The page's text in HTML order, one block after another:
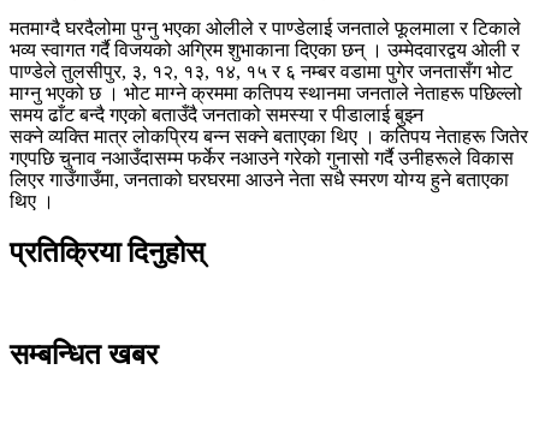
मतमाग्दै घरदैलोमा पुग्नु भएका ओलीले र पाण्डेलाई जनताले फूलमाला र टिकाले
भव्य स्वागत गर्दै विजयको अग्रिम शुभाकाना दिएका छन् । उम्मेदवारद्वय ओली र
पाण्डेले तुलसीपुर, ३, १२, १३, १४, १५ र ६ नम्बर वडामा पुगेर जनतासँग भोट
माग्नु भएको छ । भोट माग्ने क्रममा कतिपय स्थानमा जनताले नेताहरू पछिल्लो
समय ढाँट बन्दै गएको बताउँदै जनताको समस्या र पीडालाई बुझ्न
सक्ने व्यक्ति मात्र लोकप्रिय बन्न सक्ने बताएका थिए । कतिपय नेताहरू जितेर
गएपछि चुनाव नआउँदासम्म फर्केर नआउने गरेको गुनासो गर्दै उनीहरूले विकास
लिएर गाउँगाउँमा, जनताको घरघरमा आउने नेता सधै स्मरण योग्य हुने बताएका
थिए ।
प्रतिक्रिया दिनुहोस्
सम्बन्धित खबर